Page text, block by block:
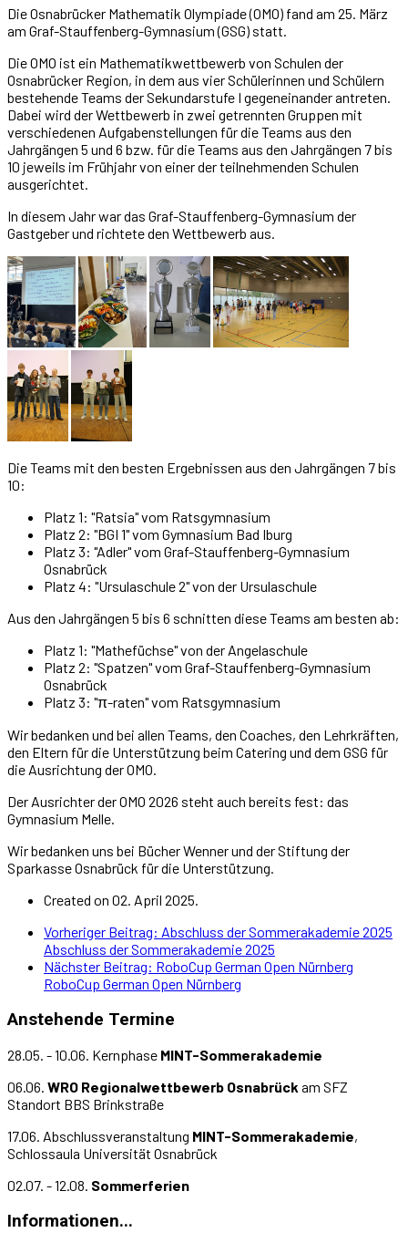
Die Osnabrücker Mathematik Olympiade (OMO) fand am 25. März
am Graf-Stauffenberg-Gymnasium (GSG) statt.
Die OMO ist ein Mathematikwettbewerb von Schulen der
Osnabrücker Region, in dem aus vier Schülerinnen und Schülern
bestehende Teams der Sekundarstufe I gegeneinander antreten.
Dabei wird der Wettbewerb in zwei getrennten Gruppen mit
verschiedenen Aufgabenstellungen für die Teams aus den
Jahrgängen 5 und 6 bzw. für die Teams aus den Jahrgängen 7 bis
10 jeweils im Frühjahr von einer der teilnehmenden Schulen
ausgerichtet.
In diesem Jahr war das Graf-Stauffenberg-Gymnasium der
Gastgeber und richtete den Wettbewerb aus.
Die Teams mit den besten Ergebnissen aus den Jahrgängen 7 bis
10:
Platz 1: "Ratsia" vom Ratsgymnasium
Platz 2: "BGI 1" vom Gymnasium Bad Iburg
Platz 3: "Adler" vom Graf-Stauffenberg-Gymnasium
Osnabrück
Platz 4: "Ursulaschule 2" von der Ursulaschule
Aus den Jahrgängen 5 bis 6 schnitten diese Teams am besten ab:
Platz 1: "Mathefüchse" von der Angelaschule
Platz 2: "Spatzen" vom Graf-Stauffenberg-Gymnasium
Osnabrück
Platz 3: "π-raten" vom Ratsgymnasium
Wir bedanken und bei allen Teams, den Coaches, den Lehrkräften,
den Eltern für die Unterstützung beim Catering und dem GSG für
die Ausrichtung der OMO.
Der Ausrichter der OMO 2026 steht auch bereits fest: das
Gymnasium Melle.
Wir bedanken uns bei Bücher Wenner und der Stiftung der
Sparkasse Osnabrück für die Unterstützung.
Created on 02. April 2025.
Vorheriger Beitrag: Abschluss der Sommerakademie 2025
Abschluss der Sommerakademie 2025
Nächster Beitrag: RoboCup German Open Nürnberg
RoboCup German Open Nürnberg
Anstehende Termine
28.05. - 10.06. Kernphase MINT-Sommerakademie
06.06. WRO Regionalwettbewerb Osnabrück am SFZ
Standort BBS Brinkstraße
17.06. Abschlussveranstaltung MINT-Sommerakademie,
Schlossaula Universität Osnabrück
02.07. - 12.08. Sommerferien
Informationen...